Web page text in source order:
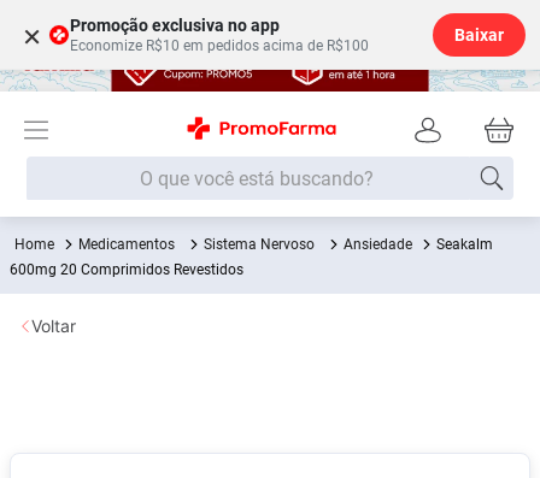
× Promoção exclusiva no app
Economize R$10 em pedidos acima de R$100
Baixar
O que você está buscando?
Medicamentos Sistema Nervoso Ansiedade
Seakalm
600mg 20 Comprimidos Revestidos
Voltar
Termos mais buscados
1º Fralda
2
5º Fralda G